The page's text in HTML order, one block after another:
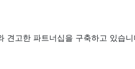
견고한 파트너십을 구축하고 있